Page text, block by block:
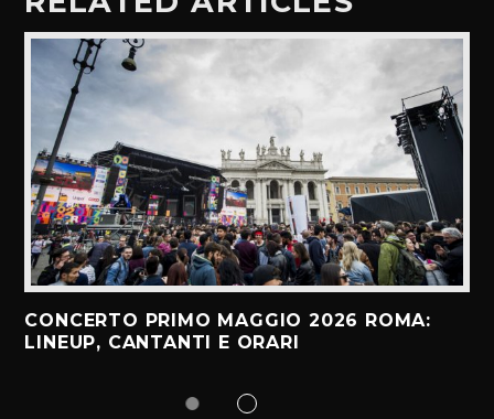
CONCERTO PRIMO MAGGIO 2026 ROMA:
LINEUP, CANTANTI E ORARI